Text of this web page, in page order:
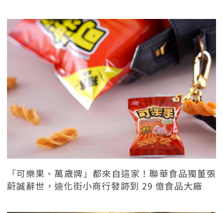
「可樂果、萬歲牌」都來自這家！聯華食品獨董張
蔚誠辭世，迪化街小商行發跡到 29 億食品大廠